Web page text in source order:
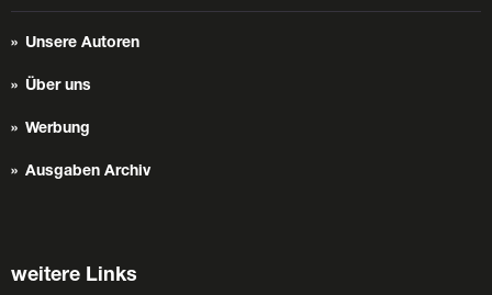
Unsere Autoren
Über uns
Werbung
Ausgaben Archiv
weitere Links